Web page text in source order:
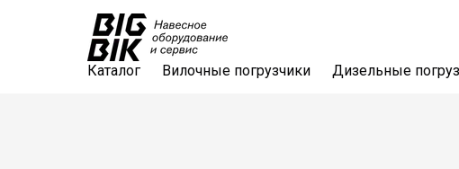
Каталог Вилочные погрузчики Дизельные